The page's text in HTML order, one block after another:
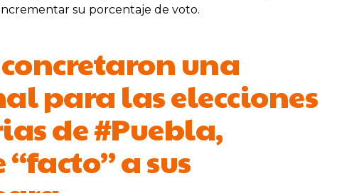
su porcentaje de voto.
concretaron una
para las elecciones
de#Puebla,
a sus